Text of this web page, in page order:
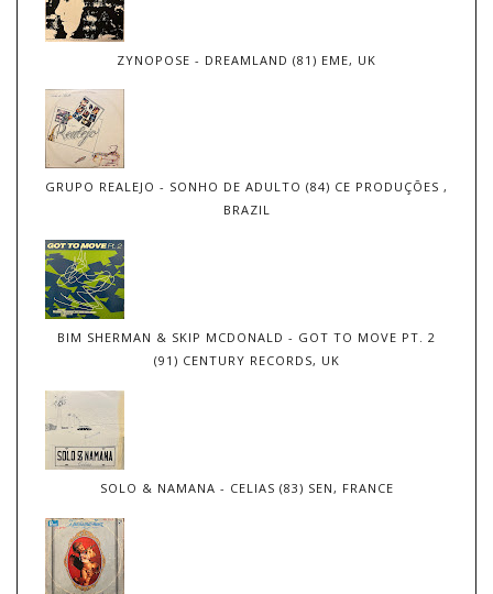
ZYNOPOSE - DREAMLAND (81) EME, UK
GRUPO REALEJO - SONHO DE ADULTO (84) CE PRODUÇÕES ,
BRAZIL
BIM SHERMAN & SKIP MCDONALD - GOT TO MOVE PT. 2
(91) CENTURY RECORDS, UK
SOLO & NAMANA - CELIAS (83) SEN, FRANCE